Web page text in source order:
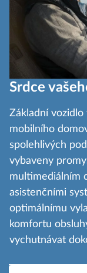
Srdce
Základní
mobilního
spolehlivých
vybaveny
multimediálním
asistenčními
optimálnímu
komfortu
vychutnávat